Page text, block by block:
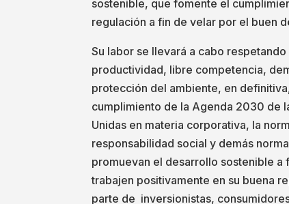
sostenible, que fomente el
regulación a fin de velar por el buen
Su labor se llevará a cabo
productividad, libre competencia,
protección del ambiente, en
cumplimiento de la Agenda 2030 de
Unidas en materia corporativa, la
responsabilidad social y demás
promuevan el desarrollo sostenible a
trabajen positivamente en su buena
parte de inversionistas,